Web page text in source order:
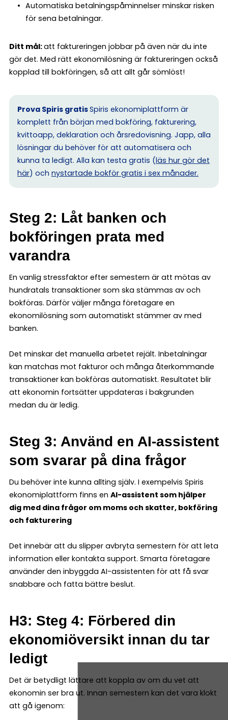
Automatiska betalningspåminnelser minskar risken
för sena betalningar.
Ditt mål:att faktureringen jobbar på även när du inte
gör det. Med rätt ekonomilösning är faktureringen också
kopplad till bokföringen, så att allt går sömlöst!
Prova Spiris gratisSpiris ekonomiplattform är
komplett från början med bokföring, fakturering,
kvittoapp, deklaration och årsredovisning. Japp, alla
lösningar du behöver för att automatisera och
kunna ta ledigt. Alla kan testa gratis (läs hur gör det
här) och nystartade bokför gratis i sex månader.
Steg 2: Låt banken och
bokföringen prata med
varandra
En vanlig stressfaktor efter semestern är att mötas av
hundratals transaktioner som ska stämmas av och
bokföras. Därför väljer många företagare en
ekonomilösning som automatiskt stämmer av med
banken.
Det minskar det manuella arbetet rejält. Inbetalningar
kan matchas mot fakturor och många återkommande
transaktioner kan bokföras automatiskt. Resultatet blir
att ekonomin fortsätter uppdateras i bakgrunden
medan du är ledig.
Steg 3: Använd en AI-assistent
som svarar på dina frågor
Du behöver inte kunna allting själv. I exempelvis Spiris
ekonomiplattform finns en AI-assistent som hjälper
dig med dina frågor om moms och skatter, bokföring
och fakturering
Det innebär att du slipper avbryta semestern för att leta
information eller kontakta support. Smarta företagare
använder den inbyggda AI-assistenten för att få svar
snabbare och fatta bättre beslut.
H3: Steg 4: Förbered din
ekonomiöversikt innan du tar
ledigt
Det är betydligt lättare att koppla av om du vet att
ekonomin ser bra ut. Innan semestern kan det vara klokt
att gå igenom: